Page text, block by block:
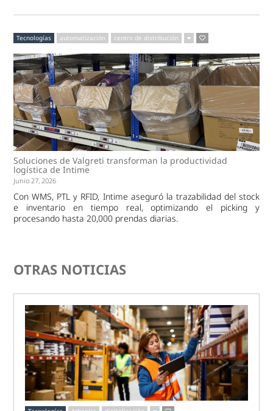
Tecnologías automatización centro de distribución
Soluciones de Valgreti transforman la productividad
logística de Intime
Junio 27, 2026
Con WMS, PTL y RFID, Intime aseguró la trazabilidad del stock
e inventario en tiempo real, optimizando el picking y
procesando hasta 20,000 prendas diarias.
OTRAS NOTICIAS